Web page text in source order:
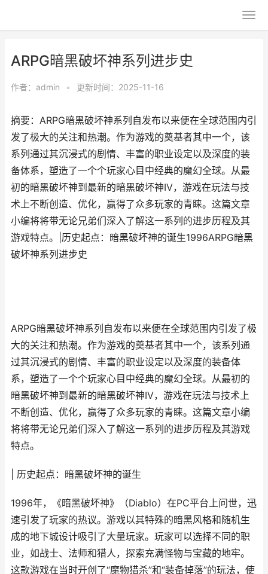
ARPG暗黑破坏神系列进步史
作者： admin • 更新时间：2025-11-16
摘要：ARPG暗黑破坏神系列自发布以来便在全球范围内引
发了极大的关注和热潮。作为游戏的奠基者其中一个，该
系列通过其沉浸式的剧情、丰富的职业设定以及深度的装
备体系，塑造了一个个玩家心目中经典的魔幻全球。从最
初的暗黑破坏神到最新的暗黑破坏神IV，游戏在玩法与技
术上不断创造、优化，赢得了众多玩家的青睐。这篇文章
小编将将带无论兄弟们深入了解这一系列的进步历程及其
游戏特点。|历史起点：暗黑破坏神的诞生1996ARPG暗黑
破坏神系列进步史
ARPG暗黑破坏神系列自发布以来便在全球范围内引发了极
大的关注和热潮。作为游戏的奠基者其中一个，该系列通
过其沉浸式的剧情、丰富的职业设定以及深度的装备体
系，塑造了一个个玩家心目中经典的魔幻全球。从最初的
暗黑破坏神到最新的暗黑破坏神IV，游戏在玩法与技术上
不断创造、优化，赢得了众多玩家的青睐。这篇文章小编
将将带无论兄弟们深入了解这一系列的进步历程及其游戏
特点。
| 历史起点：暗黑破坏神的诞生
1996年，《暗黑破坏神》（Diablo）在PC平台上问世，迅
速引发了玩家的热议。游戏以其特殊的暗黑风格和随机生
成的地下城设计吸引了大量玩家。玩家可以选择不同的职
业，如战士、法师和猎人，探索充满怪物与宝藏的地牢。
这款游戏在当时开创了“魔物猎杀”和“装备掉落”的玩法，使